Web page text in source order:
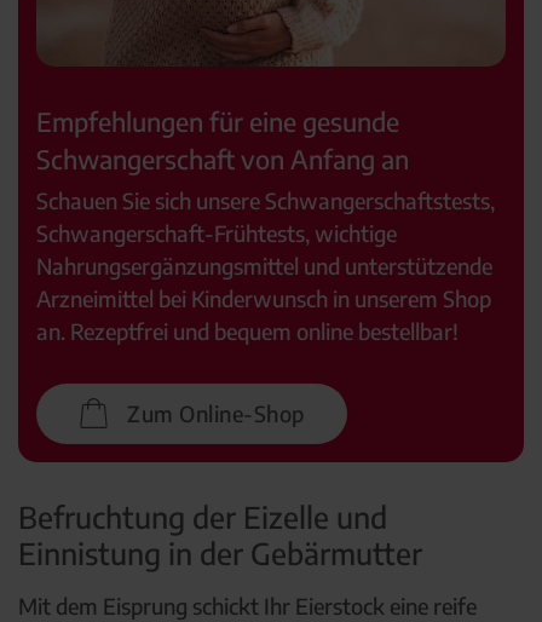
Empfehlungen für eine gesunde
Schwangerschaft von Anfang an
Schauen Sie sich unsere Schwangerschaftstests,
Schwangerschaft-Frühtests, wichtige
Nahrungsergänzungsmittel und unterstützende
Arzneimittel bei Kinderwunsch in unserem Shop
an. Rezeptfrei und bequem online bestellbar!
Zum Online-Shop
Befruchtung der Eizelle und
Einnistung in der Gebärmutter
Mit dem Eisprung schickt Ihr Eierstock eine reife